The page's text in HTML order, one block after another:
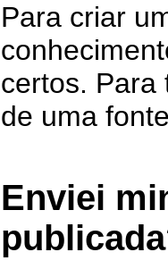
Para criar
certos. Para
de uma
Enviei